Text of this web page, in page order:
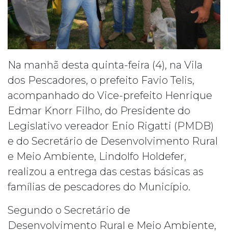
Na manhã desta quinta-feira (4), na Vila
dos Pescadores, o prefeito Favio Telis,
acompanhado do Vice-prefeito Henrique
Edmar Knorr Filho, do Presidente do
Legislativo vereador Enio Rigatti (PMDB)
e do Secretário de Desenvolvimento Rural
e Meio Ambiente, Lindolfo Holdefer,
realizou a entrega das cestas básicas as
famílias de pescadores do Município.
Segundo o Secretário de
Desenvolvimento Rural e Meio Ambiente,